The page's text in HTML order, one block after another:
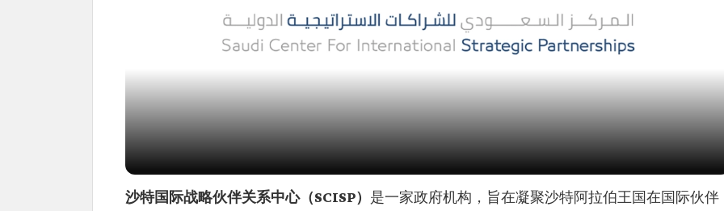
沙特国际战略伙伴关系中心（SCISP） 是一家政府机构，旨在凝聚沙特阿拉伯王国在国际伙伴